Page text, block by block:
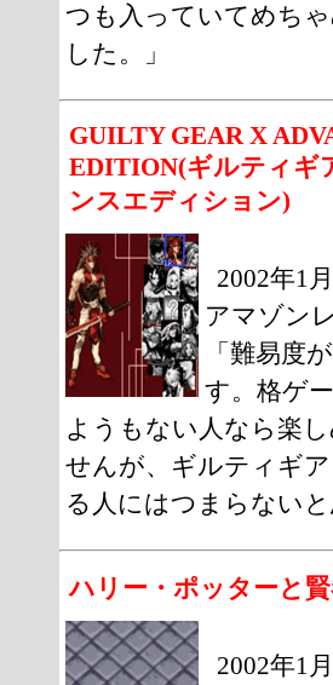
つも入っていてめち
した。」
GUILTY GEAR X
EDITION(ギルティギ
ンスエディション)
2002年1
アマゾン
「難易度
す。格ゲ
ようもない人なら楽
せんが、ギルティギ
る人にはつまらないと
ハリー・ポッターと
2002年1